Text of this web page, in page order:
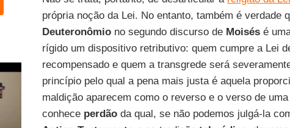
própria noção da Lei. No entanto, também é verdade
Deuteronômiono segundo discurso de Moisésé
rígido um dispositivo retributivo: quem cumpre a Lei
recompensado e quem a transgrede será
princípio pelo qual a pena mais justa é aquela
maldição aparecem como o reverso e o verso de uma
conhece perdãoda qual, se não podemos julgá-la